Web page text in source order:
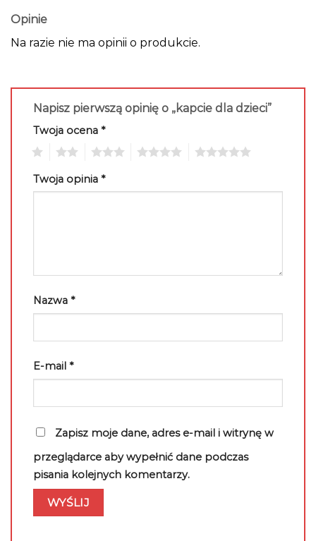
Opinie
Na razie nie ma opinii o produkcie.
Napisz pierwszą opinię o „kapcie dla dzieci”
Twoja ocena *
Twoja opinia *
Nazwa *
E-mail *
Zapisz moje dane, adres e-mail i witrynę w
przeglądarce aby wypełnić dane podczas
pisania kolejnych komentarzy.